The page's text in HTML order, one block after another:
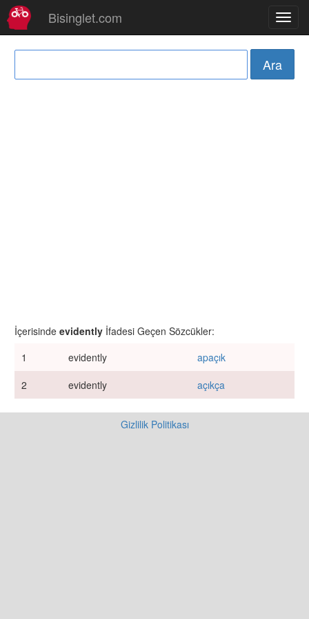
Bisinglet.com
İçerisinde evidently İfadesi Geçen Sözcükler:
1
evidently
apaçık
2
evidently açıkça
Gizlilik Politikası